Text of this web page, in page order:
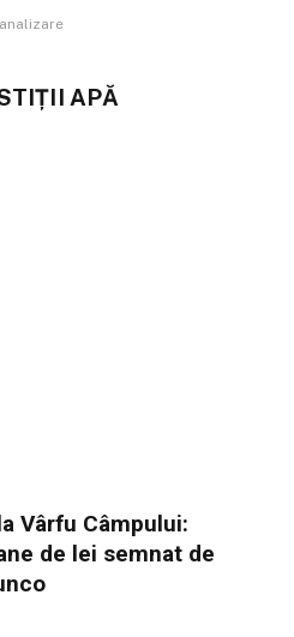
APĂ
Vârfu Câmpului:
de lei semnat de